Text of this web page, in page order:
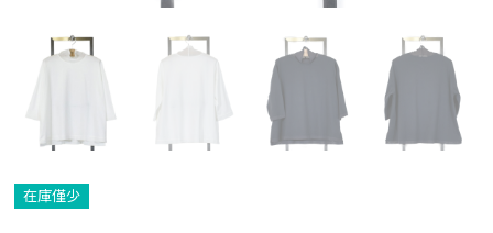
在庫僅少